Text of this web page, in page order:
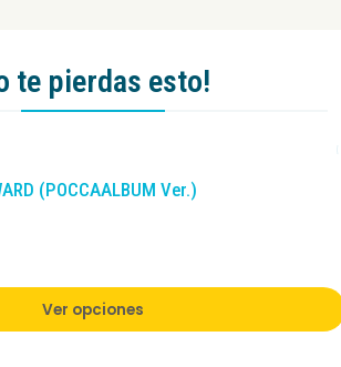
te pierdas esto!
(POCCAALBUM Ver.)
Ver opciones